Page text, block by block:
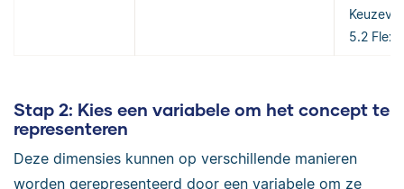
5.2
Stap 2: Kies een variabele om het concept te
representeren
Deze dimensies kunnen op verschillende manieren
worden gerepresenteerd door een variabele om ze